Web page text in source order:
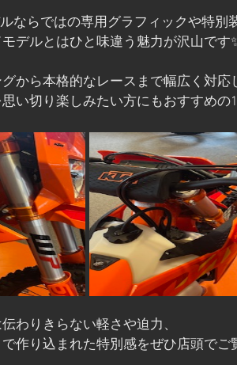
ルならではの専用グラフィックや特
デルとはひと味違う魅力が沢山です
から本格的なレースまで幅広く対応
い切り楽しみたい方にもおすすめの
わりきらない軽さや迫力、
作り込まれた特別感をぜひ店頭でご